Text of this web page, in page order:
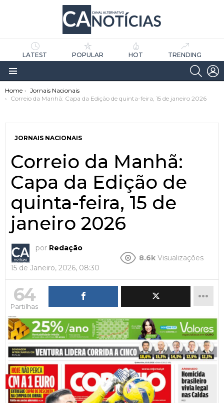
LATEST POPULAR HOT TRENDING
Menu
You are here:
Home
Jornais Nacionais
Correio da Manhã: Capa da Edição de quinta-feira, 15 de janeiro 2026
JORNAIS NACIONAIS
Correio da Manhã:
Capa da Edição de
quinta-feira, 15 de
janeiro 2026
por Redação
15 de Janeiro, 2026, 08:30
8.6k Visualizações
64
Partilhas